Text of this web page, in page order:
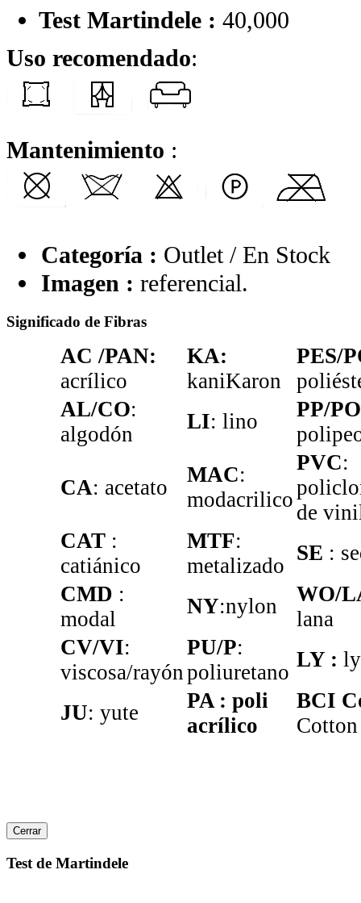
Test Martindele : 40,000
Uso recomendado:
Mantenimiento :
Categoría : Outlet / En Stock
Imagen : referencial.
Significado de Fibras
AC /PAN:
acrílico
KA:
kaniKaron
PES/
AL/CO:
algodón
LI: lino
PP/
CA: acetato
MAC:
modacrilico
PVC:
de
CAT :
catiánico
MTF:
metalizado
SE :
CMD :
modal
NY:nylon
WO/
lana
CV/VI:
viscosa/rayón
PU/P:
poliuretano
LY :
JU: yute
PA : poli
acrílico
BCI
Cotton
Cerrar
Test de Martindele